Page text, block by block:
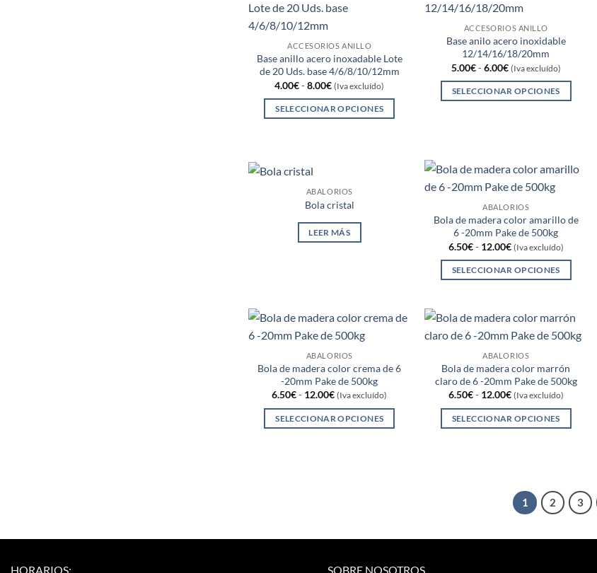
página
página
de
producto
múltiples
Las
opciones
se
pueden
elegir
producto
múltiples
variantes.
Las
opciones
se
pueden
de
producto
ACCESORIOS ANILLO
Base anillo acero inoxadable Lote
de 20 Uds. base 4/6/8/10/12mm
4.00€-8.00€Rango
de
precios:
desde
(Iva excluído)
SELECCIONAR OPCIONES
variantes.
Las
opciones
se
página
de
producto
ACCESORIOS ANILLO
Base anilo acero inoxidable
12/14/16/18/20mm
5.00€-6.00€Rango
de
precios:
desde
(Iva excluído)
SELECCIONAR OPCIONES
variantes.
Las
opciones
se
pueden
elegir
en
de
producto
ABALORIOS
Bola cristal
LEER MÁS
ABALORIOS
Bola de madera color amarillo de
6 -20mm Pake de 500kg
6.50€- 12.00€Rango
de
precios:
desde
(Iva excluído)
SELECCIONAR OPCIONES
tiene
múltiples
variantes.
Las
opciones
se
pueden
de
producto
ABALORIOS
Bola de madera color crema de 6
-20mm Pake de 500kg
6.50€- 12.00€Rango
de
precios:
desde
(Iva excluído)
SELECCIONAR OPCIONES
pueden
ABALORIOS
Bola de madera color marrón
claro de 6 -20mm Pake de 500kg
6.50€- 12.00€Rango
de
precios:
desde
(Iva excluído)
SELECCIONAR OPCIONES
variantes.
Las
1 2 3
HORARIOS: SOBRE NOSOTROS